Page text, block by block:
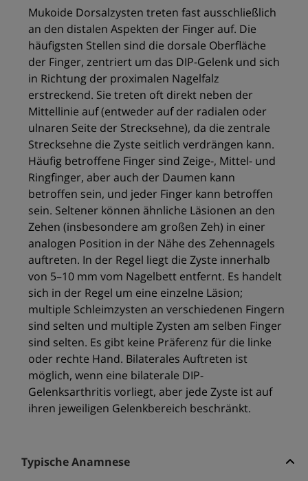
Mukoide Dorsalzysten treten fast ausschließlich
an den distalen Aspekten der Finger auf. Die
häufigsten Stellen sind die dorsale Oberfläche
der Finger, zentriert um das DIP-Gelenk und sich
in Richtung der proximalen Nagelfalz
erstreckend. Sie treten oft direkt neben der
Mittellinie auf (entweder auf der radialen oder
ulnaren Seite der Strecksehne), da die zentrale
Strecksehne die Zyste seitlich verdrängen kann.
Häufig betroffene Finger sind Zeige-, Mittel- und
Ringfinger, aber auch der Daumen kann
betroffen sein, und jeder Finger kann betroffen
sein. Seltener können ähnliche Läsionen an den
Zehen (insbesondere am großen Zeh) in einer
analogen Position in der Nähe des Zehennagels
auftreten. In der Regel liegt die Zyste innerhalb
von 5–10 mm vom Nagelbett entfernt. Es handelt
sich in der Regel um eine einzelne Läsion;
multiple Schleimzysten an verschiedenen Fingern
sind selten und multiple Zysten am selben Finger
sind selten. Es gibt keine Präferenz für die linke
oder rechte Hand. Bilaterales Auftreten ist
möglich, wenn eine bilaterale DIP-
Gelenksarthritis vorliegt, aber jede Zyste ist auf
ihren jeweiligen Gelenkbereich beschränkt.
Typische Anamnese